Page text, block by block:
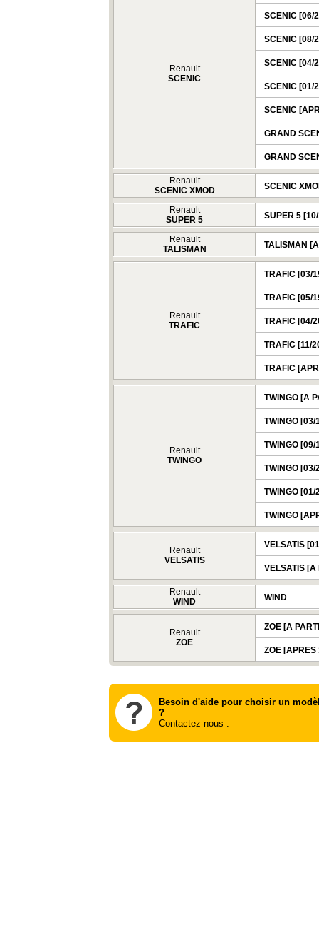
Renault
SCENIC
SCENIC [06/
SCENIC [08/
SCENIC [04/
SCENIC [01/
SCENIC
GRAND
GRAND
Renault
SCENIC XMOD
SCENIC
Renault
SUPER 5
SUPER 5
Renault
TALISMAN
TALISMAN
Renault
TRAFIC
TRAFIC [03/
TRAFIC [05/
TRAFIC [04/
TRAFIC [11/
TRAFIC
Renault
TWINGO
TWINGO [A
TWINGO
TWINGO
TWINGO [03/
TWINGO
TWINGO
Renault
VELSATIS
VELSATIS
VELSATIS [A
Renault
WIND
WIND
Renault
ZOE
ZOE [A
ZOE [APRES
Besoin d'aide pour choisir un
?
Contactez-nous :